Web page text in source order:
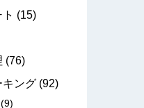
(15)
(76)
キング (92)
(9)